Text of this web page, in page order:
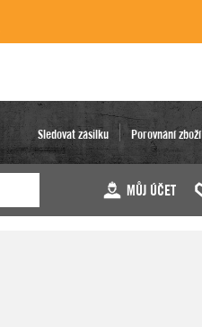
Sledovat zásilku Porovnání zboží
MŮJ ÚČET